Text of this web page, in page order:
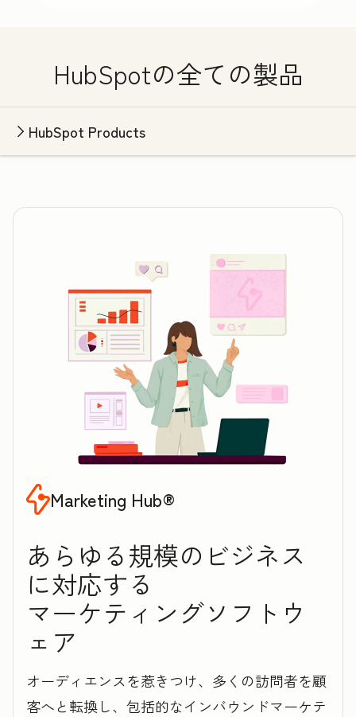
HubSpotの全ての製品
HubSpot Products
Marketing Hub®
あらゆる規模のビジネス
に対応する
マ‍ー‍ケ‍テ‍ィ‍ン‍グソフトウ
ェア
オーディエンスを惹きつけ、多くの訪問者を顧
客へと転換し、包括的なインバウンドマーケテ